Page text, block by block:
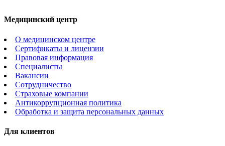
Медицинский центр
О медицинском центре
Сертификаты и лицензии
Правовая информация
Специалисты
Вакансии
Сотрудничество
Страховые компании
Антикоррупционная политика
Обработка и защита персональных данных
Для клиентов